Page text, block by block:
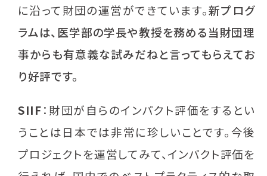
に沿って財団の運営ができています。新プログ
ラムは、医学部の学長や教授を務める当財団理
事からも有意義な試みだねと言ってもらえてお
り好評です。
SIIF：財団が自らのインパクト評価をするとい
うことは日本では非常に珍しいことです。今後
プロジェクトを運営してみて、インパクト評価を